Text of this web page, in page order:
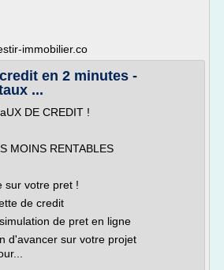
immobilier.co
en 2 minutes -
...
DE CREDIT !
MOINS RENTABLES
sur votre pret !
de credit
de pret en ligne
d'avancer sur votre projet